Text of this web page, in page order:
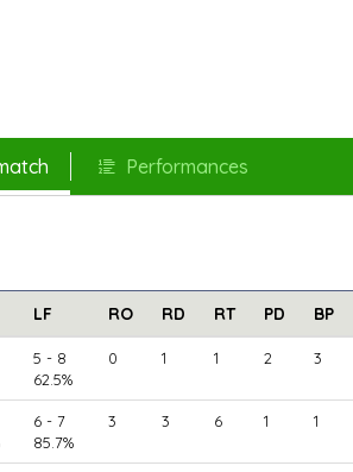
Performances
LF RO RD RT PD BP
5 - 8
62.5%
0 1 1 2 3
6 - 7
85.7%
3 3 6 1 1